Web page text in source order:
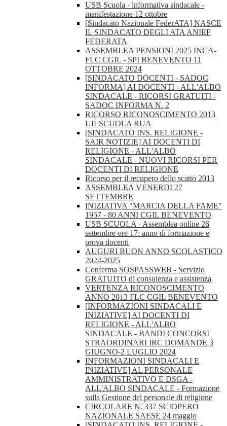
USB Scuola - informativa sindacale -
manifestazione 12 ottobre
[Sindacato Nazionale FederATA] NASCE
IL SINDACATO DEGLI ATA ANIEF
FEDERATA
ASSEMBLEA PENSIONI 2025 INCA-
FLC CGIL - SPI BENEVENTO 11
OTTOBRE 2024
[SINDACATO DOCENTI - SADOC
INFORMA] AI DOCENTI - ALL'ALBO
SINDACALE - RICORSI GRATUITI -
SADOC INFORMA N. 2
RICORSO RICONOSCIMENTO 2013
UILSCUOLA RUA
[SINDACATO INS. RELIGIONE -
SAIR NOTIZIE] AI DOCENTI DI
RELIGIONE - ALL'ALBO
SINDACALE - NUOVI RICORSI PER
DOCENTI DI RELIGIONE
Ricorso per il recupero dello scatto 2013
ASSEMBLEA VENERDI 27
SETTEMBRE
INIZIATIVA "MARCIA DELLA FAME"
1957 - 80 ANNI CGIL BENEVENTO
USB SCUOLA - Assemblea online 26
settembre ore 17: anno di formazione e
prova docenti
AUGURI BUON ANNO SCOLASTICO
2024-2025
Conferma SOSPASSWEB - Servizio
GRATUITO di consulenza e assistenza
VERTENZA RICONOSCIMENTO
ANNO 2013 FLC CGIL BENEVENTO
[INFORMAZIONI SINDACALI E
INIZIATIVE] AI DOCENTI DI
RELIGIONE - ALL'ALBO
SINDACALE - BANDI CONCORSI
STRAORDINARI IRC DOMANDE 3
GIUGNO-2 LUGLIO 2024
INFORMAZIONI SINDACALI E
INIZIATIVE] AL PERSONALE
AMMINISTRATIVO E DSGA -
ALL'ALBO SINDACALE - Formazione
sulla Gestione del personale di religione
CIRCOLARE N. 337 SCIOPERO
NAZIONALE SAESE 24 maggio